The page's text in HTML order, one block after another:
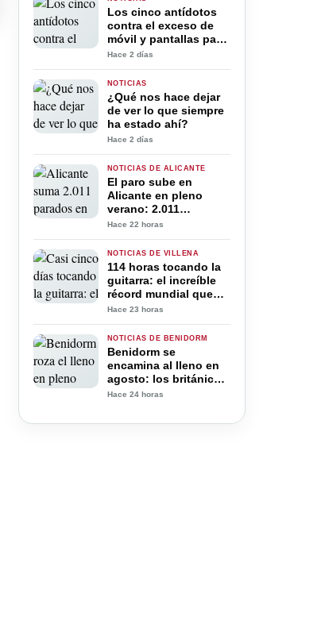
Los cinco antídotos
contra el exceso de
móvil y pantallas para
la desconexión digital
Hace 2 días
NOTICIAS
¿Qué nos hace dejar
de ver lo que siempre
ha estado ahí?
Hace 2 días
NOTICIAS DE ALICANTE
El paro sube en
Alicante en pleno
verano: 2.011
desempleados más
trabajadores
Hace 22 horas
NOTICIAS DE VILLENA
114 horas tocando la
guitarra: el increíble
récord mundial que
José “El Gran Jota”
Villena
Hace 23 horas
NOTICIAS DE BENIDORM
Benidorm se
encamina al lleno en
agosto: los británicos
ya superan a los
Hace 24 horas